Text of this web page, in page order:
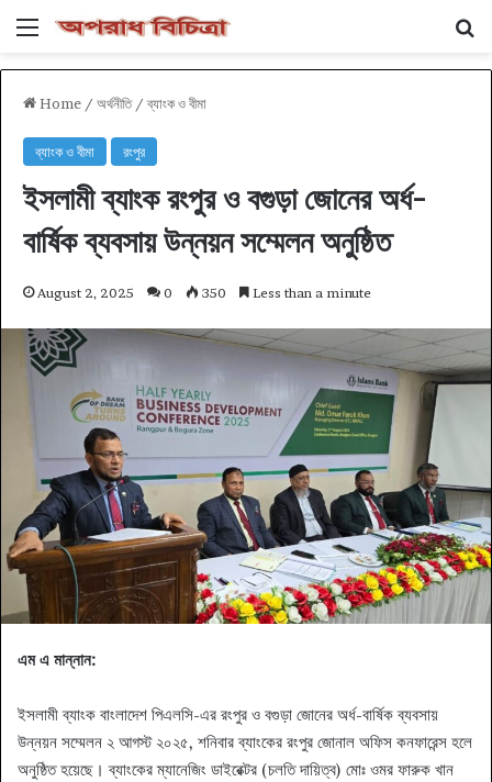
Menu
Home / অর্থনীতি / ব্যাংক ও বীমা
ব্যাংক ও বীমা রংপুর
ইসলামী ব্যাংক রংপুর ও বগুড়া জোনের অর্ধ-
বার্ষিক ব্যবসায় উন্নয়ন সম্মেলন অনুষ্ঠিত
August 2, 2025 0 350 Less than a minute
এম এ মান্নান:
ইসলামী ব্যাংক বাংলাদেশ পিএলসি-এর রংপুর ও বগুড়া জোনের অর্ধ-বার্ষিক ব্যবসায়
উন্নয়ন সম্মেলন ২ আগস্ট ২০২৫, শনিবার ব্যাংকের রংপুর জোনাল অফিস কনফারেন্স হলে
অনুষ্ঠিত হয়েছে। ব্যাংকের ম্যানেজিং ডাইরেক্টর (চলতি দায়িত্ব) মোঃ ওমর ফারুক খান